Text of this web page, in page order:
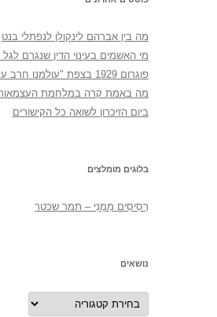
מה בין אברהם לינקולן לנפתלי בנט
מי האשמים בעינוי הדין שנגרם
פוגרום 1929 בצפת "עולמנו חרב עלינו"
מה באמת קרה במלחמת
ביום הזיכרון לשואה כל הקישורים
בלוגים מומלצים
רְסִיסִים מִמֶנִי – תמר שכטר
נושאים
נושאים